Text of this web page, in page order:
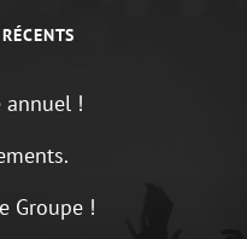
annuel !
Groupe !